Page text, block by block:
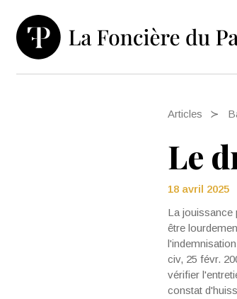
Articles
Le
18 avril 2025
La jouissance
être
civ, 25 févr.
vérifier
constat